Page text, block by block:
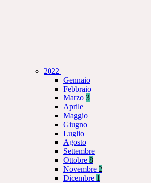
2022
Gennaio
Febbraio
Marzo 3
Aprile
Maggio
Giugno
Luglio
Agosto
Settembre
Ottobre 8
Novembre 2
Dicembre 1